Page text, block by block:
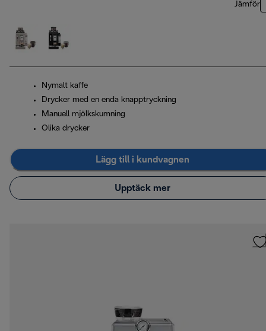
Jämför
Nymalt kaffe
Drycker med en enda knapptryckning
Manuell mjölkskumning
Olika drycker
Lägg till i kundvagnen
Upptäck mer